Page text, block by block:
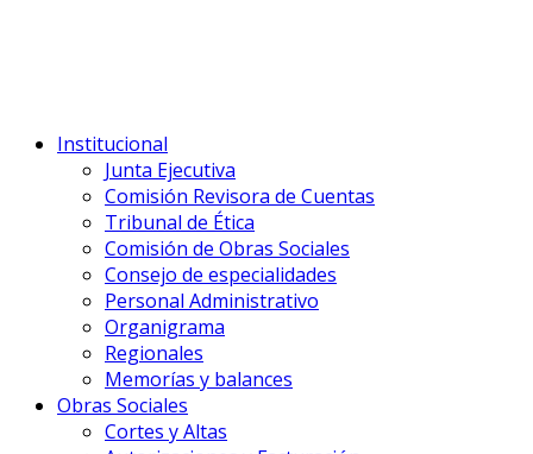
Institucional
Junta Ejecutiva
Comisión Revisora de Cuentas
Tribunal de Ética
Comisión de Obras Sociales
Consejo de especialidades
Personal Administrativo
Organigrama
Regionales
Memorías y balances
Obras Sociales
Cortes y Altas